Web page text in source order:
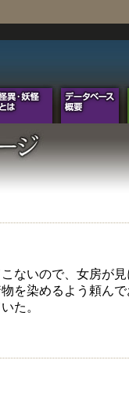
ないので、女房が
を染めるよう頼ん
た。